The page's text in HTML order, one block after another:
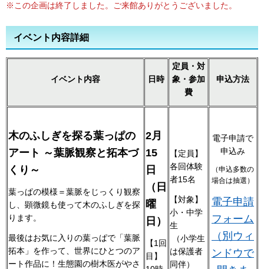
※この企画は終了しました。ご来館ありがとうございました。
イベント内容詳細
イベント内容 日時
定員・対
象・参加
費
申込方法
木のふしぎを探る葉っぱの
アート ～葉脈観察と拓本づ
くり～
葉っぱの模様＝葉脈をじっくり観察
し、顕微鏡も使って木のふしぎを探
ります。
最後はお気に入りの葉っぱで「葉脈
拓本」を作って、世界にひとつのア
ート作品に！生態園の樹木医がやさ
2月
15
日
（日
曜
日）
【1回
目】
【定員】
各回体験
者15名
【対象】
小・中学
生
（小学生
は保護者
同伴）
電子申請で
申込み
（申込多数の
場合は抽選）
電子申請
フォーム
（別ウィ
ンドウで